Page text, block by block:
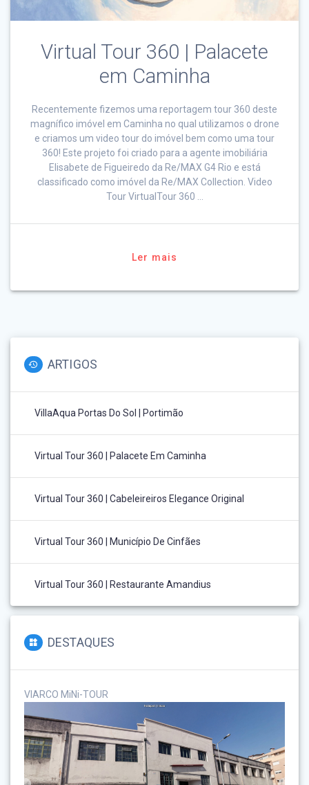
Virtual Tour 360 | Palacete
em Caminha
Recentemente fizemos uma reportagem tour 360 deste
magnífico imóvel em Caminha no qual utilizamos o drone
e criamos um video tour do imóvel bem como uma tour
360! Este projeto foi criado para a agente imobiliária
Elisabete de Figueiredo da Re/MAX G4 Rio e está
classificado como imóvel da Re/MAX Collection. Video
Tour VirtualTour 360 …
Ler mais
ARTIGOS
VillaAqua Portas Do Sol | Portimão
Virtual Tour 360 | Palacete Em Caminha
Virtual Tour 360 | Cabeleireiros Elegance Original
Virtual Tour 360 | Município De Cinfães
Virtual Tour 360 | Restaurante Amandius
DESTAQUES
VIARCO MiNi-TOUR